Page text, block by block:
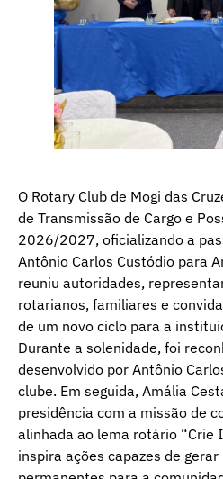
O Rotary Club de Mogi das
de Transmissão de Cargo e
2026/2027, oficializando a
Antônio Carlos Custódio para
reuniu autoridades,
rotarianos, familiares e
de um novo ciclo para a
Durante a solenidade, foi
desenvolvido por Antônio
clube. Em seguida, Amália
presidência com a missão de
alinhada ao lema rotário “Crie
inspira ações capazes de